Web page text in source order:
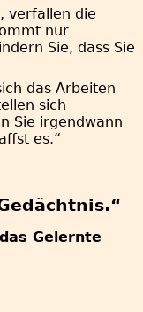
verfallen die
nur
Sie, dass Sie
das Arbeiten
sich
Sie irgendwann
es.“
Gelernte